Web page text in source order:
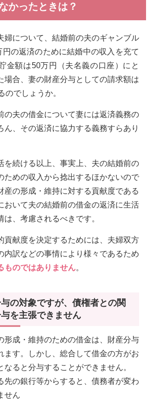
かったときは？
婦について、結婚前の夫のギャンブル
の返済のために結婚中の収入を充て
金額は50万円（夫名義の口座）にと
場合、妻の財産分与としての請求額は
のでしょうか。
の夫の借金について妻には返済義務の
ん、その返済に協力する義務すらあり
を続ける以上、事実上、夫の結婚前の
ための収入から捻出するほかないので
産の形成・維持に対する貢献度である
おいて夫の結婚前の借金の返済に生活
は、考慮されるべきです。
貢献度を決定するためには、夫婦双方
内訳などの事情により様々であるため
ものではありません。
の対象ですが、債権者との関
を主張できません
形成・維持のための借金は、財産分与
ます。しかし、総合して借金の方がお
なると分与することができません。
先の銀行等からすると、債務者が変わ
せん